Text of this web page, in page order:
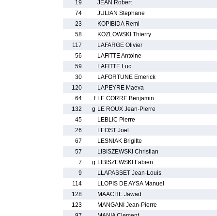
19
JEAN Robert
74
JULIAN Stephane
23
KOPIBIDA Remi
58
KOZLOWSKI Thierry
117
LAFARGE Olivier
56
LAFITTE Antoine
59
LAFITTE Luc
30
LAFORTUNE Emerick
120
LAPEYRE Maeva
64
f LE CORRE Benjamin
132
g LE ROUX Jean-Pierre
45
LEBLIC Pierre
26
LEOST Joel
67
LESNIAK Brigitte
57
LIBISZEWSKI Christian
7
g LIBISZEWSKI Fabien
9
LLAPASSET Jean-Louis
114
LLOPIS DE AYSA Manuel
128
MAACHE Jawad
123
MANGANI Jean-Pierre